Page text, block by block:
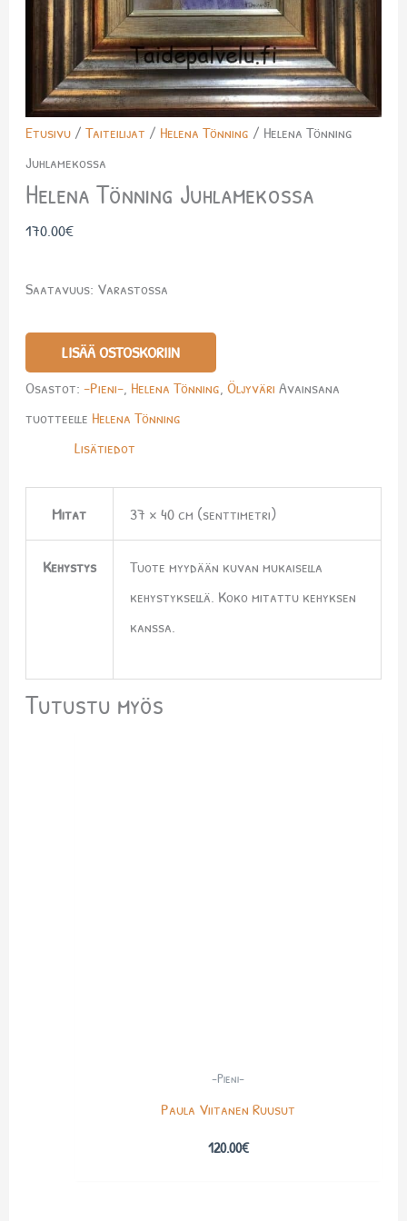
Etusivu/ Taiteilijat / Helena Tönning / Helena Tönning
Juhlamekossa
Helena Tönning Juhlamekossa
170.00€
Saatavuus: Varastossa
LISÄÄ OSTOSKORIIN
Osastot: -Pieni-, Helena Tönning, Öljyväri Avainsana
tuotteelle Helena Tönning
Lisätiedot
Mitat 37 × 40 cm (senttimetri)
Kehystys
Tuote myydään kuvan mukaisella
kehystyksellä. Koko mitattu kehyksen
kanssa.
Tutustu myös
-Pieni-
Paula Viitanen Ruusut
120.00€